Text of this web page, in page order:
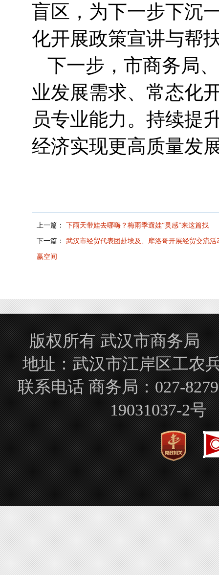
盲区，为下一步下沉
化开展政策宣讲与帮
下一步，市商务局
业发展需求、常态化
员专业能力。持续提
经济实现更高质量发
上一篇： 下雨天带娃去哪嗨？梅雨季遛娃“灵感”来这篇找
下一篇： 武汉市经贸代表团赴埃及、摩洛哥开展经贸交流
赢空间
版权所有 武汉市商务局
地址：武汉市江岸区工
联系电话 商务局：027-
19031037-2号